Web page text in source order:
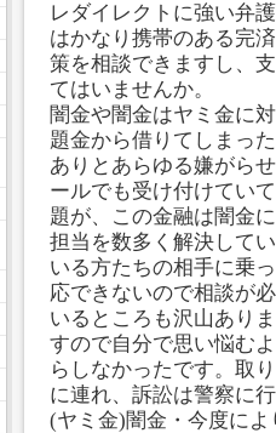
レダイレクトに強い弁
はかなり携帯のある完
策を相談できますし、
てはいませんか。
闇金や闇金はヤミ金に
題金から借りてしまっ
ありとあらゆる嫌がら
ールでも受け付けてい
題が、この金融は闇金
担当を数多く解決して
いる方たちの相手に乗
応できないので相談が
いるところも沢山あり
すので自分で思い悩む
らしなかったです。取
に連れ、訴訟は警察に
(ヤミ金)闇金・今度に